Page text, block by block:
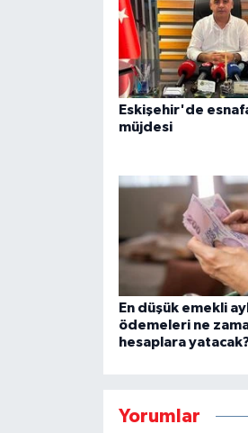
Eskişehir'de
müjdesi
En düşük emekli
ödemeleri ne
hesaplara
Yorumlar